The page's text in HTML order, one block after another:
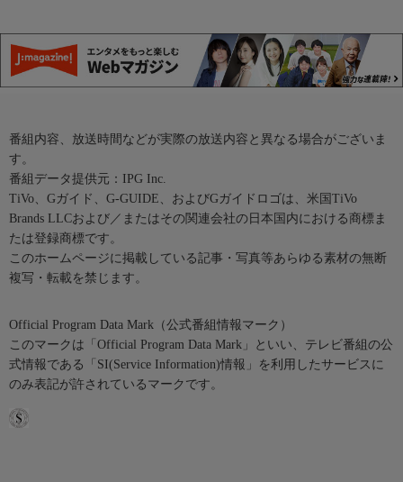
番組内容、放送時間などが実際の放送内容と異なる場合がございま
す。
番組データ提供元：IPG Inc.
TiVo、Gガイド、G-GUIDE、およびGガイドロゴは、米国TiVo
Brands LLCおよび／またはその関連会社の日本国内における商標ま
たは登録商標です。
このホームページに掲載している記事・写真等あらゆる素材の無断
複写・転載を禁じます。
Official Program Data Mark（公式番組情報マーク）
このマークは「Official Program Data Mark」といい、テレビ番組の公
式情報である「SI(Service Information)情報」を利用したサービスに
のみ表記が許されているマークです。